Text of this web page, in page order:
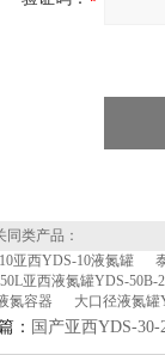
类产品：
亚西YDS-10液氮罐
50L亚西液氮罐YDS-50B-
氮容器
大口径液氮罐
： 国产亚西YDS-30-